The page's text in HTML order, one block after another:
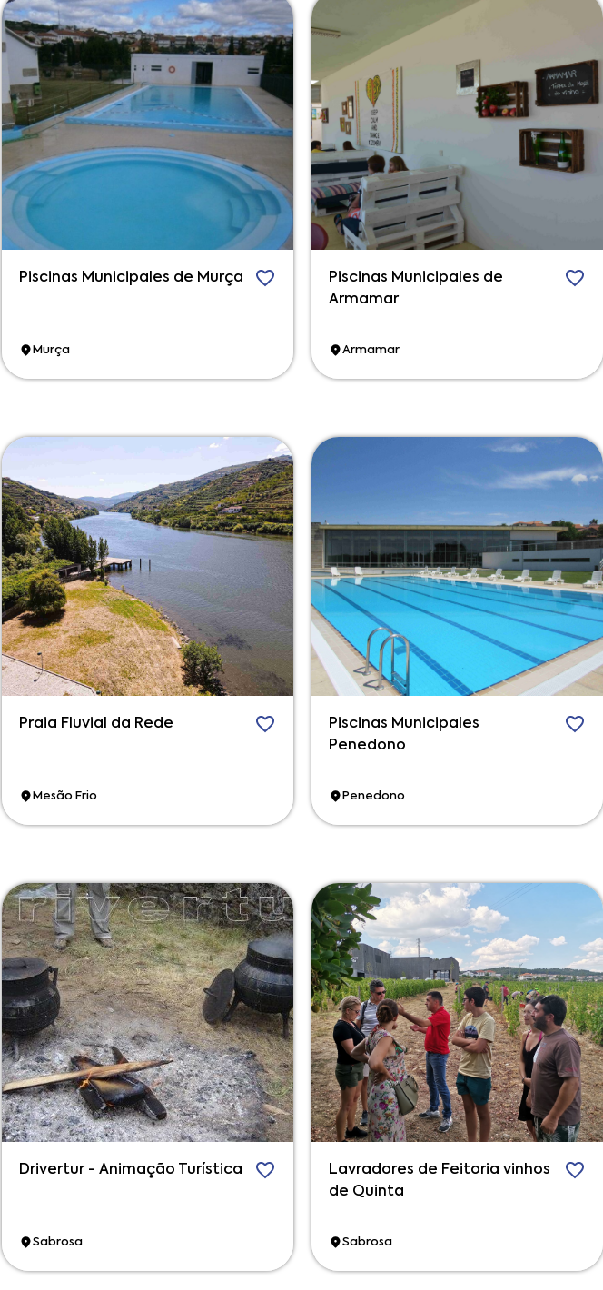
Piscinas Municipales de Murça
Murça
Piscinas Municipales de
Armamar
Armamar
Praia Fluvial da Rede
Mesão Frio
Piscinas Municipales
Penedono
Penedono
Drivertur - Animação Turística
Sabrosa
Lavradores de Feitoria vinhos
de Quinta
Sabrosa